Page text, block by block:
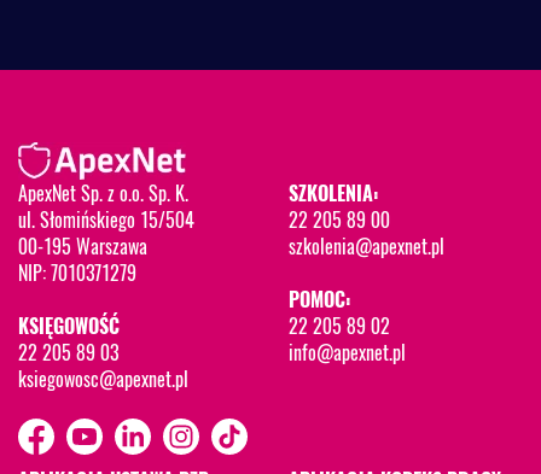
ApexNet Sp. z o.o. Sp. K.
ul. Słomińskiego 15/504
00-195 Warszawa
NIP: 7010371279
KSIĘGOWOŚĆ
22 205 89 03
ksiegowosc@apexnet.pl
SZKOLENIA:
22 205 89 00
szkolenia@apexnet.pl
POMOC:
22 205 89 02
info@apexnet.pl